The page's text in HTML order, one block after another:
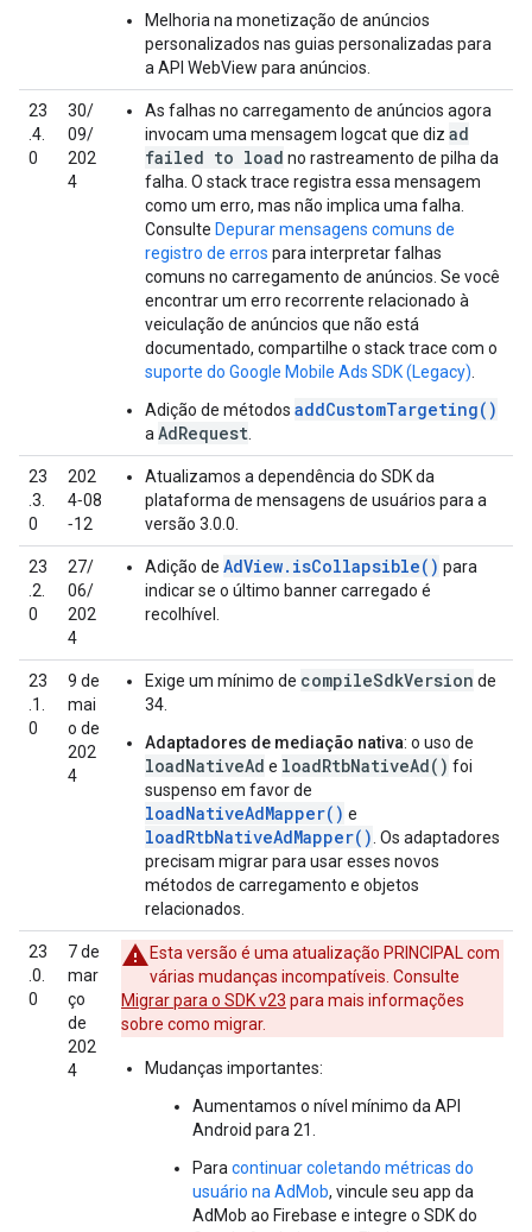
Melhoria na monetização de anúncios
personalizados nas guias personalizadas para
a API WebView para anúncios.
23
.4.
0
30/
09/
202
4
As falhas no carregamento de anúncios agora
invocam uma mensagem logcat que diz ad
failed to load no rastreamento de pilha da
falha. O stack trace registra essa mensagem
como um erro, mas não implica uma falha.
Consulte Depurar mensagens comuns de
registro de erros para interpretar falhas
comuns no carregamento de anúncios. Se você
encontrar um erro recorrente relacionado à
veiculação de anúncios que não está
documentado, compartilhe o stack trace com o
suporte do Google Mobile Ads SDK (Legacy)
Adição de métodos addCustomTargeting()
a AdRequest
23
.3.
0
202
4‑08
‑12
Atualizamos a dependência do SDK da
plataforma de mensagens de usuários para a
versão 3.0.0.
23
.2.
0
27/
06/
202
4
Adição de AdView.isCollapsible() para
indicar se o último banner carregado é
recolhível.
23
.1.
0
9 de
mai
o de
202
4
Exige um mínimo de compileSdkVersion de
34.
Adaptadores de mediação nativa: o uso de
loadNativeAd e loadRtbNativeAd() foi
suspenso em favor de
loadNativeAdMapper() e
loadRtbNativeAdMapper() . Os adaptadores
precisam migrar para usar esses novos
métodos de carregamento e objetos
relacionados.
23
.0.
0
7 de
mar
ço
de
202
4
Esta versão é uma atualização PRINCIPAL com
várias mudanças incompatíveis. Consulte
Migrar para o SDK v23 para mais informações
sobre como migrar.
Mudanças importantes:
Aumentamos o nível mínimo da API
Android para 21.
Para continuar coletando métricas do
usuário na AdMob, vincule seu app da
AdMob ao Firebase e integre o SDK do